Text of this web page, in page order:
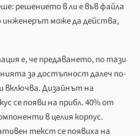
решението в ли е във файла
инженерът може да действа,
е, че предаването, по тази
за достъпност далеч по-
включва. Дизайнът на
се появи на прибл. 40% от
в целия корпус.
текст се появиха на